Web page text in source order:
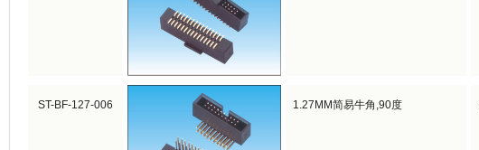
ST-BF-127-006 1.27MM简易牛角,90度